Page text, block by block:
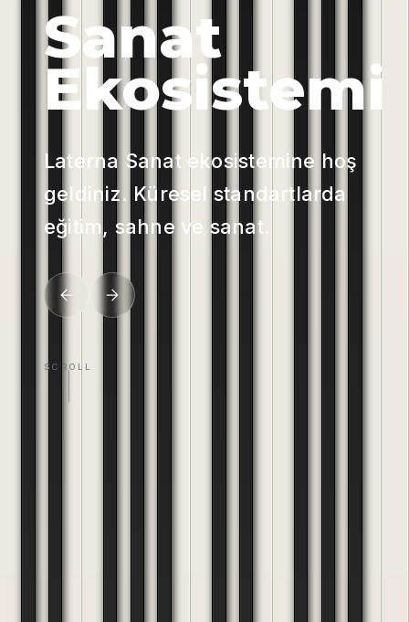
Sanat
Ekosistemi
Laterna Sanat ekosistemine hoş
geldiniz. Küresel standartlarda
eğitim, sahne ve sanat.
SCROLL